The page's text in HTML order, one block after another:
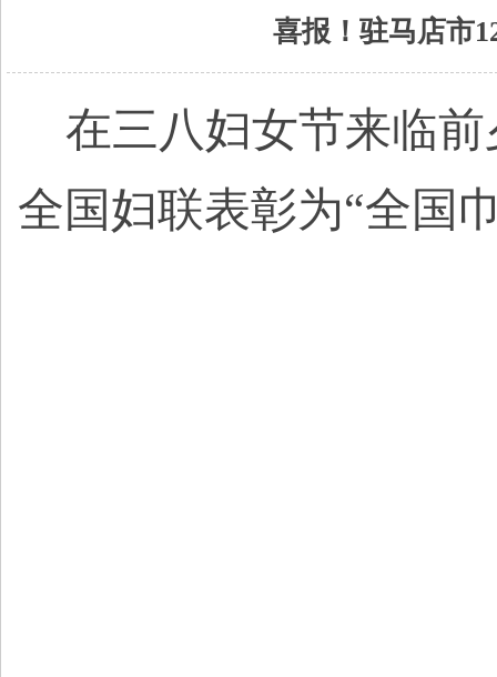
喜报！驻马店市
在三八妇女节来临
全国妇联表彰为“全国